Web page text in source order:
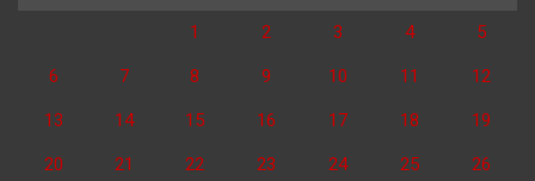
1 2 3 4 5
6 7 8 9 10 11 12
13 14 15 16 17 18 19
20 21 22 23 24 25 26